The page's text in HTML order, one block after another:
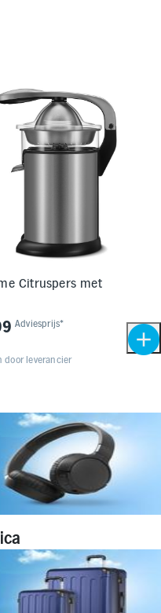
Citruspers met
Adviesprijs*
door leverancier